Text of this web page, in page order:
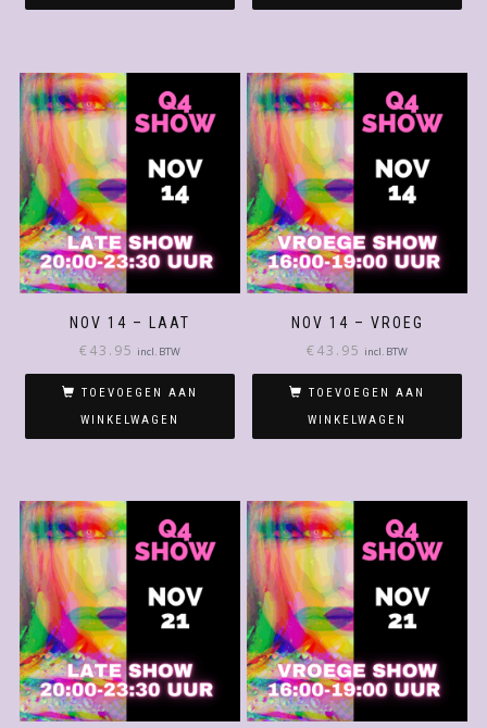
NOV 14 – LAAT
€43.95 incl. BTW
TOEVOEGEN AAN
WINKELWAGEN
NOV 14 – VROEG
€43.95 incl. BTW
TOEVOEGEN AAN
WINKELWAGEN